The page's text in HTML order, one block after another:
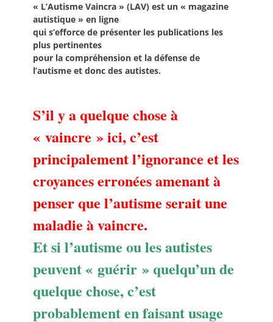
« L’Autisme Vaincra » (LAV) est un « magazine
autistique » en ligne
qui s’efforce de présenter les publications les
plus pertinentes
pour la compréhension et la défense de
l’autisme et donc des autistes.
S’il y a quelque chose à
« vaincre » ici, c’est
principalement l’ignorance et les
croyances erronées amenant à
penser que l’autisme serait une
maladie à vaincre.
Et si l’autisme ou les autistes
peuvent « guérir » quelqu’un de
quelque chose, c’est
probablement en faisant usage